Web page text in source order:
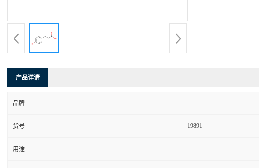
产品详请
品牌
货号 19891
用途